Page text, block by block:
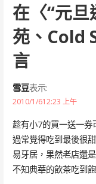
在〈“元
苑、Cold
言
雪豆表示:
2010/1/612:23 上午
趁有小7的買一送一券
過常覺得吃到最後很
易牙居，果然老店還
不知典華的飲茶吃到